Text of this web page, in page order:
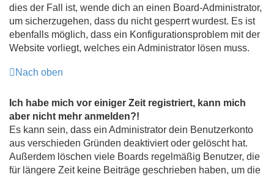
dies der Fall ist, wende dich an einen Board-Administrator,
um sicherzugehen, dass du nicht gesperrt wurdest. Es ist
ebenfalls möglich, dass ein Konfigurationsproblem mit der
Website vorliegt, welches ein Administrator lösen muss.
Nach oben
Ich habe mich vor einiger Zeit registriert, kann mich
aber nicht mehr anmelden?!
Es kann sein, dass ein Administrator dein Benutzerkonto
aus verschieden Gründen deaktiviert oder gelöscht hat.
Außerdem löschen viele Boards regelmäßig Benutzer, die
für längere Zeit keine Beiträge geschrieben haben, um die